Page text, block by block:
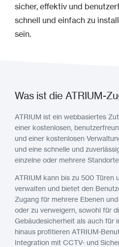
sicher, effektiv und
schnell und einfach zu
sein.
Was ist die ATRIUM-
ATRIUM ist ein webbasiertes
einer kostenlosen,
und einer kostenlosen
und eine schnelle und
einzelne oder mehrere
ATRIUM kann bis zu 500 Türen
verwalten und bietet den
Zugang für mehrere Ebenen
oder zu verweigern, sowohl für
Gebäudesicherheit als auch für
hinaus profitieren ATRIUM-
Integration mit CCTV- und